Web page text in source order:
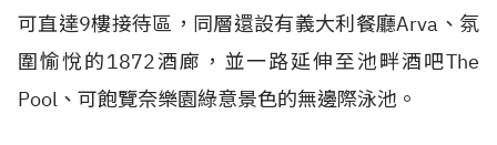
可直達9樓接待區，同層還設有義大利餐廳Arva 、氛
圍愉悅的1872酒廊，並一路延伸至池畔酒吧The
Pool 、可飽覽奈樂園綠意景色的無邊際泳池。